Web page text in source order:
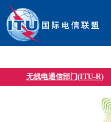
无线电通信部门(ITU-R)